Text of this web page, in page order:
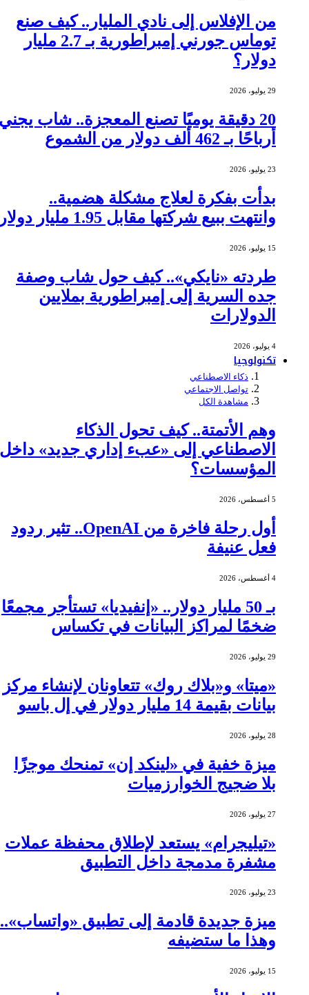
من الإفلاس إلى نادي المليار.. كيف صنع
توماس جورني إمبراطورية بـ 2.7 مليار
دولار؟
29 يوليو، 2026
20 دقيقة يوميًا تصنع المعجزة.. شاب يجني
أرباحًا بـ 462 ألف دولار من الشموع
23 يوليو، 2026
بدأت بفكرة لعلاج مشكلة هضمية..
وانتهت ببيع شركتها مقابل 1.95 مليار دولار
15 يوليو، 2026
طردته «نايكي».. كيف حول شاب وصفة
جده السرية إلى إمبراطورية بملايين
الدولارات
4 يوليو، 2026
تكنولوجيا
ذكاء الاصطناعي
تواصل الاجتماعي
مشاهدة الكل
وهم الأتمتة.. كيف تحول الذكاء
الاصطناعي إلى «عبء إداري جديد» داخل
المؤسسات؟
5 أغسطس، 2026
أول رحلة فاخرة من OpenAI.. تثير ردود
فعل عنيفة
4 أغسطس، 2026
بـ 50 مليار دولار.. «إنفيديا» تستأجر مجمعًا
ضخمًا لمراكز البيانات في تكساس
29 يوليو، 2026
«ميتا» و«بلاك روك» تتعاونان لإنشاء مركز
بيانات بقيمة 14 مليار دولار في إل باسو
28 يوليو، 2026
ميزة خفية في «لينكد إن» تمنحك موجزًا
بلا ضجيج الخوارزميات
27 يوليو، 2026
«تيليجرام» يستعد لإطلاق محفظة عملات
مشفرة مدمجة داخل التطبيق
23 يوليو، 2026
ميزة جديدة قادمة إلى تطبيق «واتساب»..
وهذا ما ستضيفه
15 يوليو، 2026